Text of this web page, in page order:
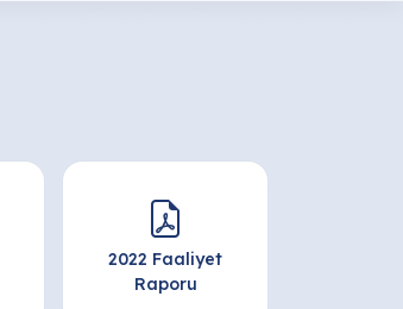
2022 Faaliyet
Raporu